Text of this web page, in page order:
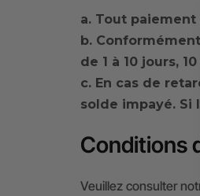
a. Tout
b.
de 1 à 10 jours,
c. En cas de
solde impayé. Si
Conditions
Veuillez consulter